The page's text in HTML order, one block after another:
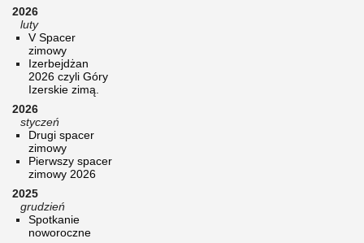
2026
luty
V Spacer
zimowy
Izerbejdżan
2026 czyli Góry
Izerskie zimą.
2026
styczeń
Drugi spacer
zimowy
Pierwszy spacer
zimowy 2026
2025
grudzień
Spotkanie
noworoczne